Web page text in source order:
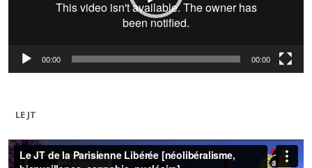
00:00 00:00
LE JT
Lecteur
vidéo